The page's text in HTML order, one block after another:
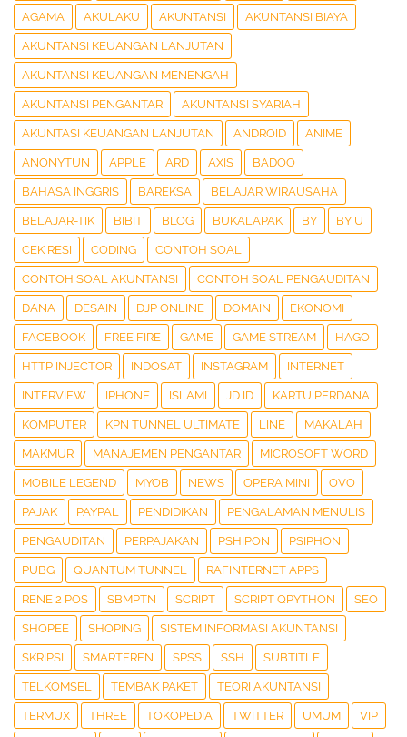
AGAMA AKULAKU AKUNTANSI AKUNTANSI BIAYA
AKUNTANSI KEUANGAN LANJUTAN
AKUNTANSI KEUANGAN MENENGAH
AKUNTANSI PENGANTAR AKUNTANSI SYARIAH
AKUNTASI KEUANGAN LANJUTAN ANDROID ANIME
ANONYTUN APPLE ARD AXIS BADOO
BAHASA INGGRIS BAREKSA BELAJAR WIRAUSAHA
BELAJAR-TIK BIBIT BLOG BUKALAPAK BY BY U
CEK RESI CODING CONTOH SOAL
CONTOH SOAL AKUNTANSI CONTOH SOAL PENGAUDITAN
DANA DESAIN DJP ONLINE DOMAIN EKONOMI
FACEBOOK FREE FIRE GAME GAME STREAM HAGO
HTTP INJECTOR INDOSAT INSTAGRAM INTERNET
INTERVIEW IPHONE ISLAMI JD ID KARTU PERDANA
KOMPUTER KPN TUNNEL ULTIMATE LINE MAKALAH
MAKMUR MANAJEMEN PENGANTAR MICROSOFT WORD
MOBILE LEGEND MYOB NEWS OPERA MINI OVO
PAJAK PAYPAL PENDIDIKAN PENGALAMAN MENULIS
PENGAUDITAN PERPAJAKAN PSHIPON PSIPHON
PUBG QUANTUM TUNNEL RAFINTERNET APPS
RENE 2 POS SBMPTN SCRIPT SCRIPT QPYTHON SEO
SHOPEE SHOPING SISTEM INFORMASI AKUNTANSI
SKRIPSI SMARTFREN SPSS SSH SUBTITLE
TELKOMSEL TEMBAK PAKET TEORI AKUNTANSI
TERMUX THREE TOKOPEDIA TWITTER UMUM VIP